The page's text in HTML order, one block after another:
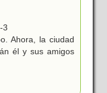
3
Ahora, la ciudad
él y sus amigos